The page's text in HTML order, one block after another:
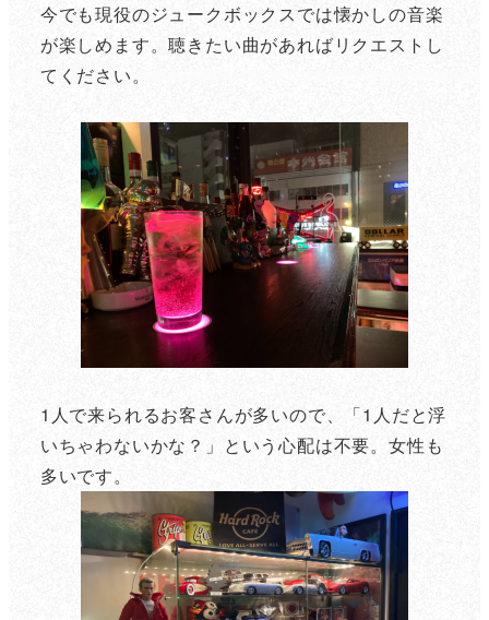
今でも現役のジュークボックスでは懐かしの音楽
が楽しめます。聴きたい曲があればリクエストし
てください。
1人で来られるお客さんが多いので、「1人だと浮
いちゃわないかな？」という心配は不要。女性も
多いです。